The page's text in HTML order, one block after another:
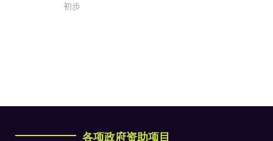
初步
各项政府资助项目